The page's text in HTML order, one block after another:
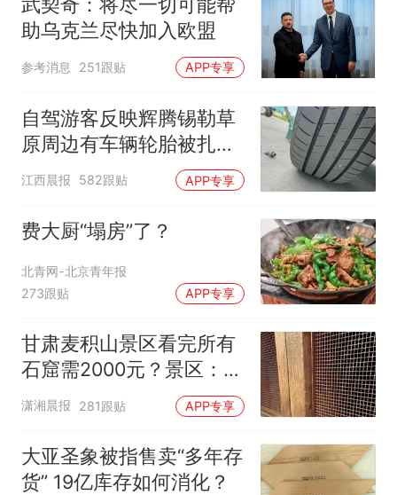
武契奇：将尽一切可能帮
助乌克兰尽快加入欧盟
参考消息 251跟贴 APP专享
自驾游客反映辉腾锡勒草
原周边有车辆轮胎被扎，
修理店铺换胎价格高达千
元，官方发布情况通报
江西晨报 582跟贴 APP专享
费大厨“塌房”了？
北青网-北京青年报
273跟贴
APP专享
甘肃麦积山景区看完所有
石窟需2000元？景区：部
分石窟受特别保护，游客
潇湘晨报 281跟贴 APP专享
大亚圣象被指售卖“多年存
货” 19亿库存如何消化？